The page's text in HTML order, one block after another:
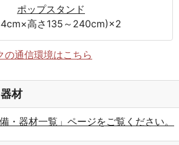
ポップスタンド
高さ135～240cm)×2
の通信環境はこちら
材
・器材一覧」ページをご覧ください。